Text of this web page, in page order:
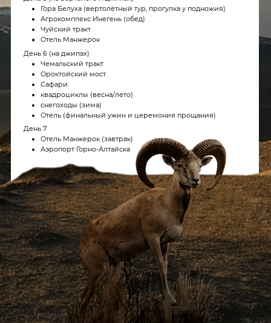
День 2
С мая по октябрь – путешествие по Телецкому озеру на
скоростном катере. С ноября по апрель возможны экскурсии
рассчитывается отдельно
Корбу. В тихой заводи устраиваем рыбалку, а затем –
кейтеринг с блюдами из свежевыловленной рыбы. Вода,
тишина, вкус и комфорт — всё, что нужно для наслаждения.
День 3
Утром — полёт на вертолёте в сторону Чулышманской долины.
С высоты мы увидим панорамы легендарных мест: водопад